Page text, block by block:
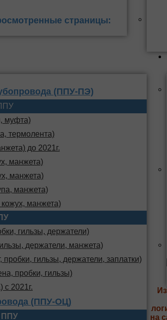
страницы:
(ППУ-ПЭ)
муфта)
термолента)
до 2021г.
манжета)
манжета)
манжета)
манжета)
гильзы, держатели)
держатели, манжета)
гильзы, держатели, заплатки)
пробки, гильзы)
с 2021г.
(ППУ-ОЦ)
ППУ
на